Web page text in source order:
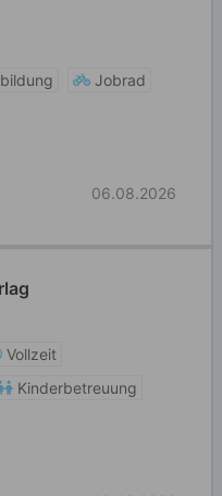
Jobrad
06.08.2026
Vollzeit
Kinderbetreuung